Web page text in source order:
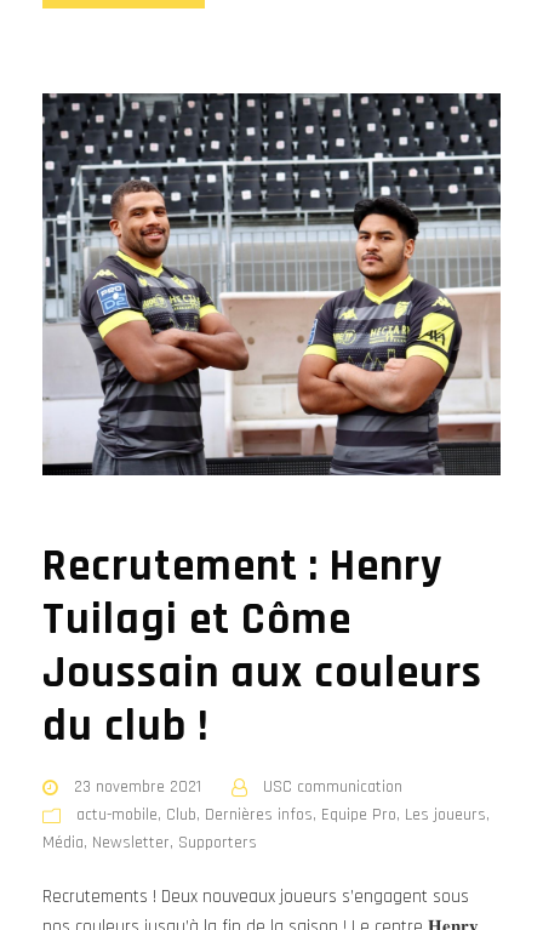
Recrutement : Henry
Tuilagi et Côme
Joussain aux couleurs
du club !
23 novembre 2021
USC communication
actu-mobile, Club, Dernières infos, Equipe Pro, Les joueurs,
Média, Newsletter, Supporters
Recrutements ! Deux nouveaux joueurs s’engagent sous